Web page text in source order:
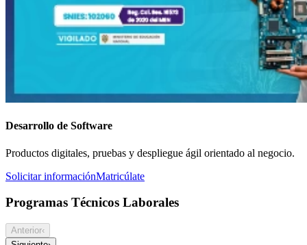
Desarrollo de Software
Productos digitales, pruebas y despliegue ágil orientado al negocio.
Solicitar informaciónMatricúlate
Programas Técnicos Laborales
Anterior‹